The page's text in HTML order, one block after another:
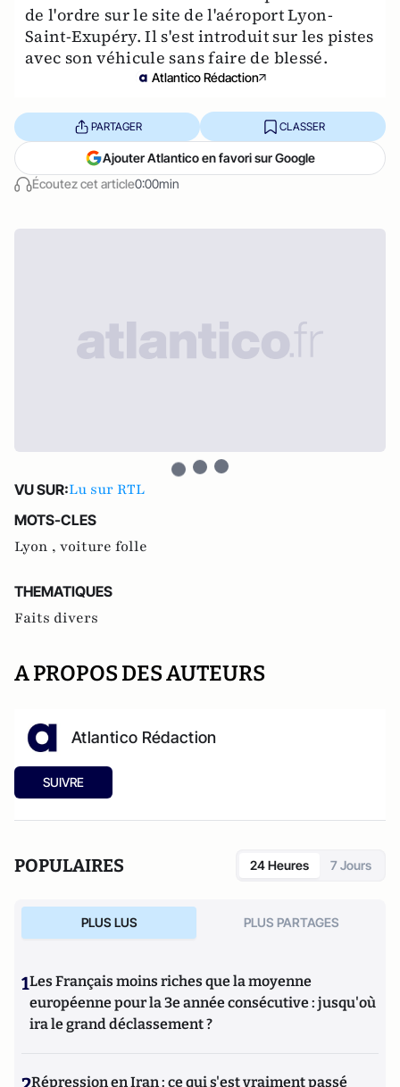
de l'ordre sur le site de l'aéroport Lyon-
Saint-Exupéry. Il s'est introduit sur les pistes
avec son véhicule sans faire de blessé.
Atlantico Rédaction
Écoutez cet article0:00min
PARTAGER CLASSER
Ajouter Atlantico en favori sur Google
VU SUR:Lu sur RTL
MOTS-CLES
Lyon , voiture folle
THEMATIQUES
Faits divers
A PROPOS DES AUTEURS
Atlantico Rédaction
SUIVRE
POPULAIRES 24 Heures 7 Jours
PLUS LUS PLUS PARTAGES
1Les Français moins riches que la moyenne
européenne pour la 3e année consécutive : jusqu'où
ira le grand déclassement ?
Répression en Iran : ce qui s'est vraiment passé